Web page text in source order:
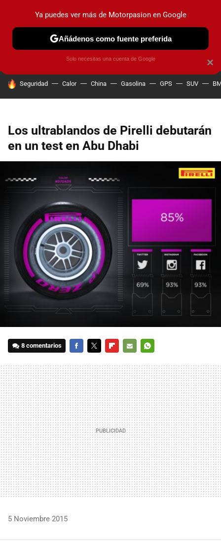
PRUEBAS COCHES ELÉCTRICOS OBSERVATORIO
HOY SE HABLA DE
Seguridad Calor China Gasolina GPS SUV
Los ultrablandos de Pirelli debutarán
en un test en Abu Dhabi
8 comentarios
MAIL
5 Noviembre 2015
×
Ya puedes ver más de Motorpasion en Google
Añádenos como fuente preferida
Solo necesitas una cuenta de Google